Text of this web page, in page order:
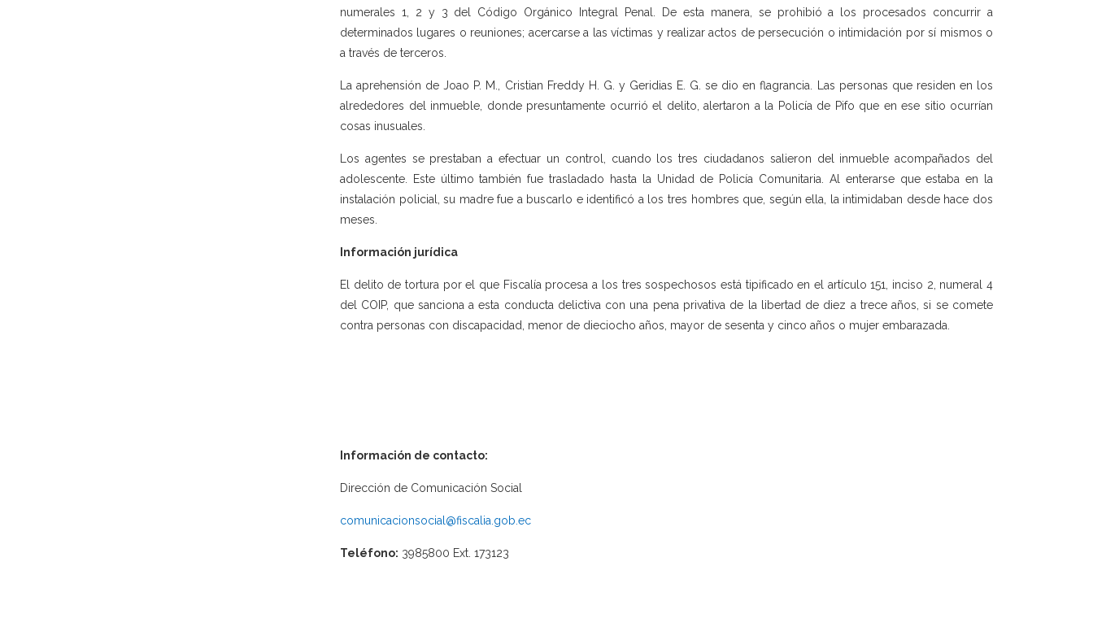
numerales 1, 2 y 3 del Código Orgánico Integral Penal. De esta manera, se prohibió a los procesados concurrir a
determinados lugares o reuniones; acercarse a las víctimas y realizar actos de persecución o intimidación por sí mismos o
a través de terceros.
La aprehensión de Joao P. M., Cristian Freddy H. G. y Geridias E. G. se dio en flagrancia. Las personas que residen en los
alrededores del inmueble, donde presuntamente ocurrió el delito, alertaron a la Policía de Pifo que en ese sitio ocurrían
cosas inusuales.
Los agentes se prestaban a efectuar un control, cuando los tres ciudadanos salieron del inmueble acompañados del
adolescente. Este último también fue trasladado hasta la Unidad de Policía Comunitaria. Al enterarse que estaba en la
instalación policial, su madre fue a buscarlo e identificó a los tres hombres que, según ella, la intimidaban desde hace dos
meses.
Información jurídica
El delito de tortura por el que Fiscalía procesa a los tres sospechosos está tipificado en el artículo 151, inciso 2, numeral 4
del COIP, que sanciona a esta conducta delictiva con una pena privativa de la libertad de diez a trece años, si se comete
contra personas con discapacidad, menor de dieciocho años, mayor de sesenta y cinco años o mujer embarazada.
Información de contacto:
Dirección de Comunicación Social
comunicacionsocial@fiscalia.gob.ec
Teléfono: 3985800 Ext. 173123